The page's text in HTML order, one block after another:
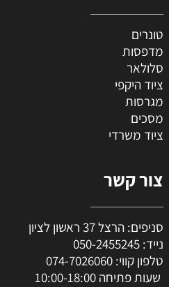
טונרים
מדפסות
סלולאר
ציוד היקפי
מגרסות
מסכים
ציוד משרדי
צור קשר
סניפים: הרצל 37 ראשון לציון
נייד: 050-2455245
טלפון קווי: 074-7026060
שעות פתיחה 10:00-18:00